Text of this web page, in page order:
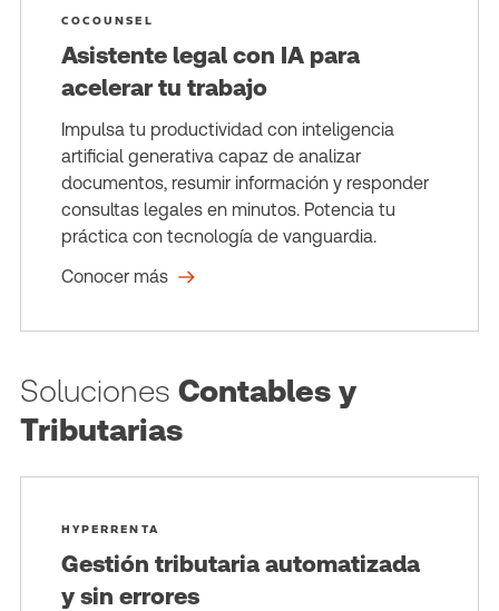
COCOUNSEL
Asistente legal con IA para
acelerar tu trabajo
Impulsa tu productividad con inteligencia
artificial generativa capaz de analizar
documentos, resumir información y responder
consultas legales en minutos. Potencia tu
práctica con tecnología de vanguardia.
Conocer más
Soluciones Contables y
Tributarias
HYPERRENTA
Gestión tributaria automatizada
y sin errores